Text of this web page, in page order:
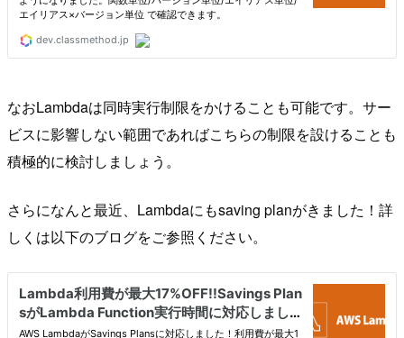
なおLambdaは同時実行制限をかけることも可能です。サー
ビスに影響しない範囲であればこちらの制限を設けることも
積極的に検討しましょう。
さらになんと最近、Lambdaにもsaving planがきました！詳
しくは以下のブログをご参照ください。